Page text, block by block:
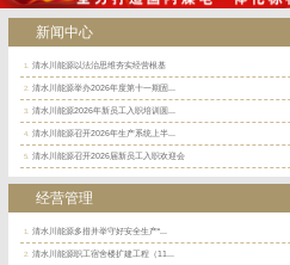
新闻中心
1. 清水川能源以法治思维夯实经营根基
2. 清水川能源举办2026年度第十一期固...
3. 清水川能源2026年新员工入职培训圆...
4. 清水川能源召开2026年生产系统上半...
5. 清水川能源召开2026届新员工入职欢迎会
经营管理
1. 清水川能源多措并举守好安全生产“...
2. 清水川能源职工宿舍楼扩建工程（11...